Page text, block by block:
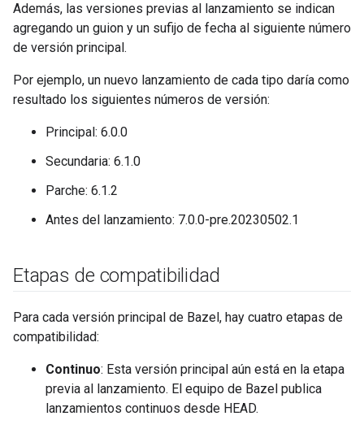
Además, las versiones previas al lanzamiento se indican
agregando un guion y un sufijo de fecha al siguiente número
de versión principal.
Por ejemplo, un nuevo lanzamiento de cada tipo daría como
resultado los siguientes números de versión:
Principal: 6.0.0
Secundaria: 6.1.0
Parche: 6.1.2
Antes del lanzamiento: 7.0.0-pre.20230502.1
Etapas de compatibilidad
Para cada versión principal de Bazel, hay cuatro etapas de
compatibilidad:
Continuo: Esta versión principal aún está en la etapa
previa al lanzamiento. El equipo de Bazel publica
lanzamientos continuos desde HEAD.